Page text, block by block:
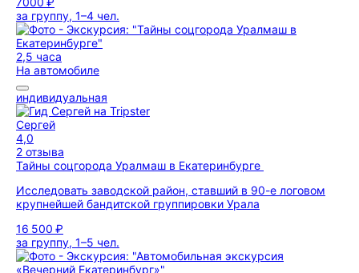
за группу, 1–4 чел.
2,5 часа
На автомобиле
индивидуальная
Сергей
4,0
2 отзыва
Тайны соцгорода Уралмаш в Екатеринбурге
Исследовать заводской район, ставший в 90-е логовом
крупнейшей бандитской группировки Урала
16 500 ₽
за группу, 1–5 чел.